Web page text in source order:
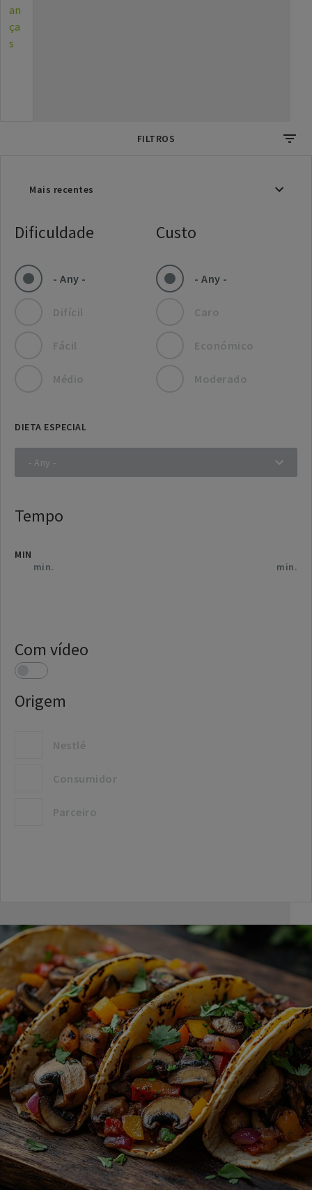
an
ça
s
FILTROS
Dificuldade
- Any -
Difícil
Fácil
Médio
Custo
- Any -
Caro
Económico
Moderado
DIETA ESPECIAL
Tempo
MIN
Com vídeo
Origem
Nestlé
Consumidor
Parceiro